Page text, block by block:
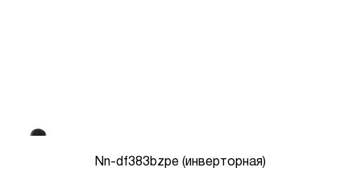
Nn-df383bzpe (инверторная)